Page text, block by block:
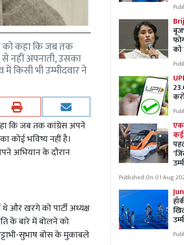
को कहा कि जब तक
नहीं अपनाती, उसका
किसी भी उम्मीदवार ने
कि जब तक कांग्रेस अपने
कोई भविष्य नहीं है।
अभियान के दौरान
और खरगे को पार्टी अध्यक्ष
के बारे में बोलने को
सुभाष बोस के मुकाबले
को
एक
कई
Published On 01 Aug